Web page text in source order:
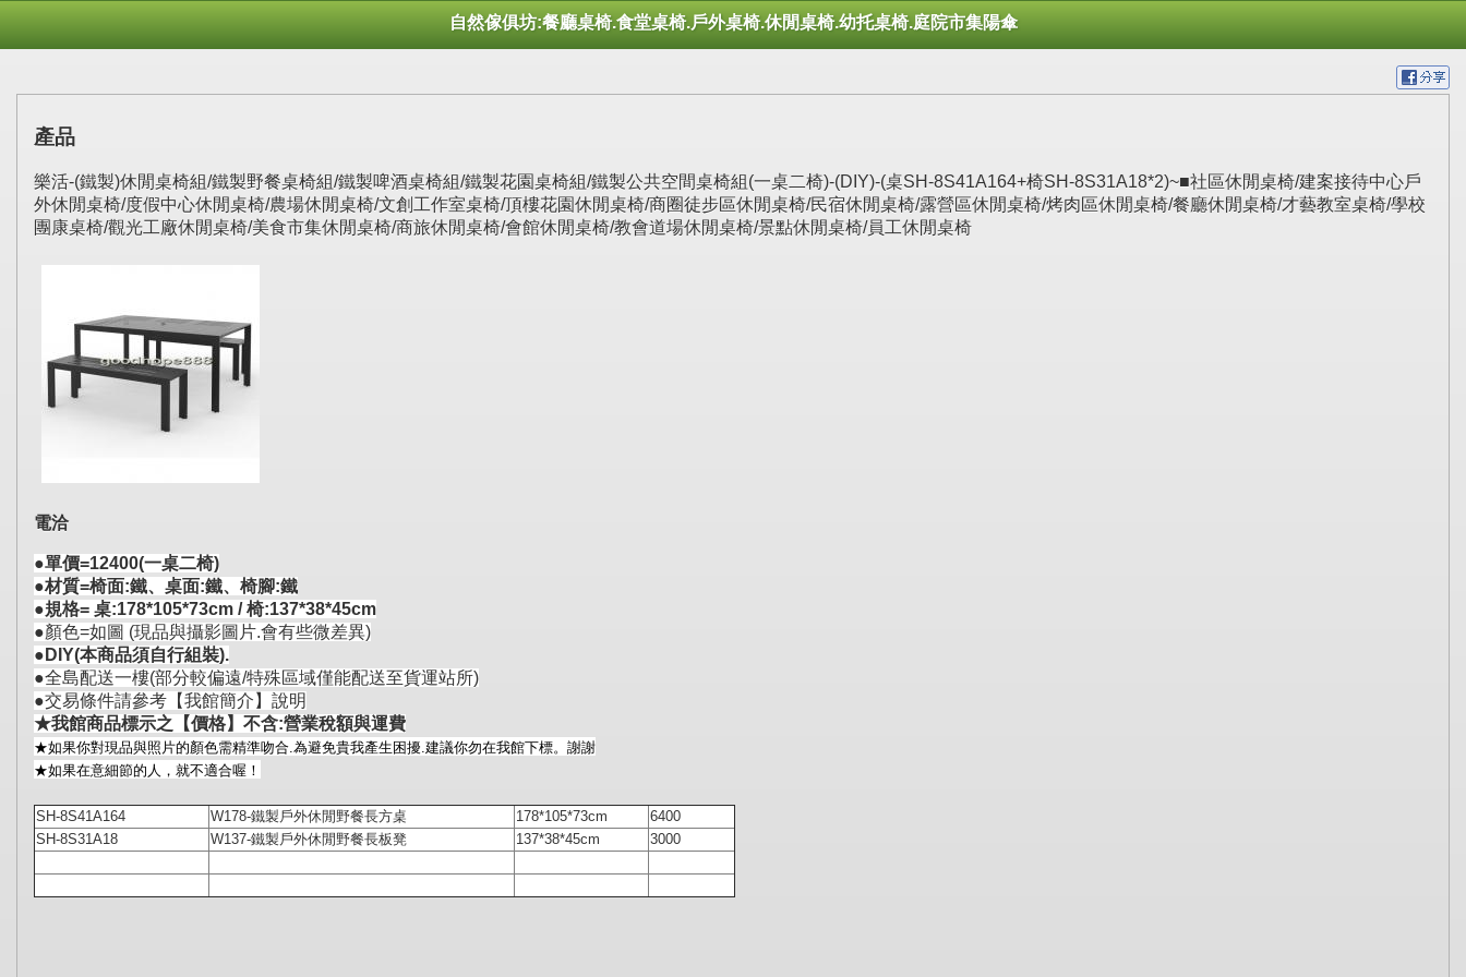
自然傢俱坊:餐廳桌椅.食堂桌椅.戶外桌椅.休閒桌椅.幼托桌椅.庭院市集陽傘
產品
樂活-(鐵製)休閒桌椅組/鐵製野餐桌椅組/鐵製啤酒桌椅組/鐵製花園桌椅組/鐵製公共空間桌椅組(一桌二椅)-(DIY)-(桌SH-8S41A164+椅SH-8S31A18*2)~■社區休閒桌椅/建案接待中心戶
外休閒桌椅/度假中心休閒桌椅/農場休閒桌椅/文創工作室桌椅/頂樓花園休閒桌椅/商圈徒步區休閒桌椅/民宿休閒桌椅/露營區休閒桌椅/烤肉區休閒桌椅/餐廳休閒桌椅/才藝教室桌椅/學校
團康桌椅/觀光工廠休閒桌椅/美食市集休閒桌椅/商旅休閒桌椅/會館休閒桌椅/教會道場休閒桌椅/景點休閒桌椅/員工休閒桌椅
電洽
●單價=12400(一桌二椅)
●材質=椅面:鐵、桌面:鐵、椅腳:鐵
●規格= 桌:178*105*73cm / 椅:137*38*45cm
●顏色=如圖 (現品與攝影圖片.會有些微差異)
●DIY(本商品須自行組裝).
●全島配送一樓(部分較偏遠/特殊區域僅能配送至貨運站所)
●交易條件請參考【我館簡介】說明
★我館商品標示之【價格】不含:營業稅額與運費
★如果你對現品與照片的顏色需精準吻合.為避免貴我產生困擾.建議你勿在我館下標。謝謝
★如果在意細節的人，就不適合喔！
SH-8S41A164 W178-鐵製戶外休閒野餐長方桌 178*105*73cm
6400
SH-8S31A18
W137-鐵製戶外休閒野餐長板凳 137*38*45cm 3000